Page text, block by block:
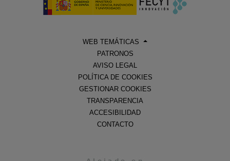
WEB TEMÁTICAS
PATRONOS
AVISO LEGAL
POLÍTICA DE COOKIES
GESTIONAR COOKIES
TRANSPARENCIA
ACCESIBILIDAD
CONTACTO